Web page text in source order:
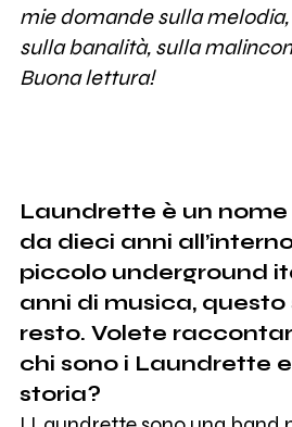
mie domande sulla melodia,
sulla banalità, sulla
Buona lettura!
Laundrette è un
da dieci anni
piccolo underground
anni di musica, questo
resto. Volete
chi sono i Laundrette
storia?